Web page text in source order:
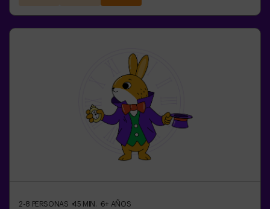
2-8 PERSONAS 45 MIN. 6+ AÑOS